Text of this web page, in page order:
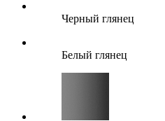
Черный глянец
Белый глянец